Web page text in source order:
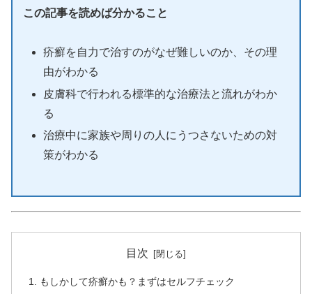
この記事を読めば分かること
疥癬を自力で治すのがなぜ難しいのか、その理
由がわかる
皮膚科で行われる標準的な治療法と流れがわか
る
治療中に家族や周りの人にうつさないための対
策がわかる
目次
もしかして疥癬かも？まずはセルフチェック